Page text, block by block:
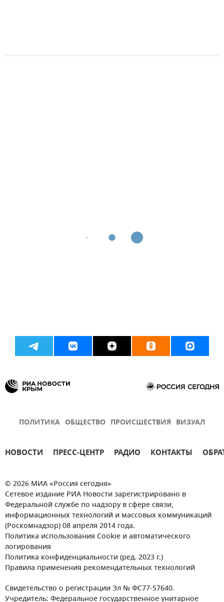
ПОЛИТИКА ОБЩЕСТВО ПРОИСШЕСТВИЯ ВИЗУАЛ
НОВОСТИ ПРЕСС-ЦЕНТР РАДИО КОНТАКТЫ
© 2026 МИА «Россия сегодня»
Сетевое издание РИА Новости зарегистрировано в
Федеральной службе по надзору в сфере связи,
информационных технологий и массовых коммуникаций
(Роскомнадзор) 08 апреля 2014 года.
Политика использования Cookie и автоматического
логирования
Политика конфиденциальности (ред. 2023 г.)
Правила применения рекомендательных технологий
Свидетельство о регистрации Эл № ФС77-57640.
Учредитель: Федеральное государственное унитарное